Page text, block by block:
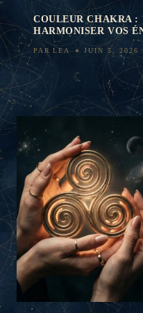
COULEUR CHAKRA :
HARMONISER VOS
PAR LEA JUIN 5, 2026